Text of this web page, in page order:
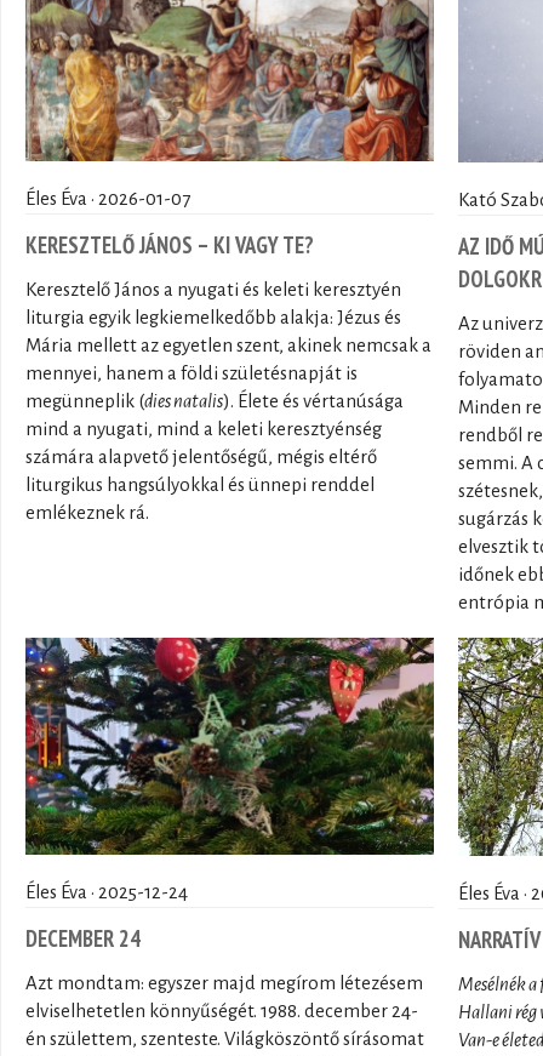
Éles Éva · 2026-01-07
KERESZTELŐ JÁNOS – KI VAGY TE?
Keresztelő János a nyugati és keleti keresztyén
liturgia egyik legkiemelkedőbb alakja: Jézus és
Mária mellett az egyetlen szent, akinek nemcsak a
mennyei, hanem a földi születésnapját is
megünneplik (dies natalis). Élete és vértanúsága
mind a nyugati, mind a keleti keresztyénség
számára alapvető jelentőségű, mégis eltérő
liturgikus hangsúlyokkal és ünnepi renddel
emlékeznek rá.
Kató
AZ IDŐ
Az
röviden
Minden
rendből
semmi. A
sugárzás
elvesztik
időnek
entrópia
Éles Éva · 2025-12-24
DECEMBER 24
Azt mondtam: egyszer majd megírom létezésem
elviselhetetlen könnyűségét. 1988. december 24-
én születtem, szenteste. Világköszöntő sírásomat
Éles Éva ·
Mesélnék
Hallani rég
Van-e